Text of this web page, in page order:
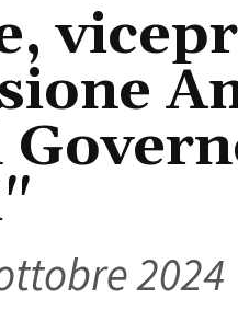
2024